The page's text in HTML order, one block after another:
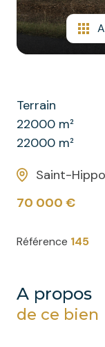
Terrain
22000 m²
22000 m²
Saint-
70 000 €
Référence 145
a propos
de ce bien